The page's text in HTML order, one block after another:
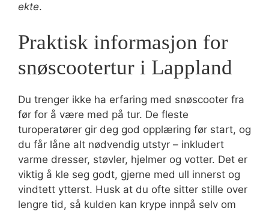
ekte.
Praktisk informasjon for
snøscootertur i Lappland
Du trenger ikke ha erfaring med snøscooter fra
før for å være med på tur. De fleste
turoperatører gir deg god opplæring før start, og
du får låne alt nødvendig utstyr – inkludert
varme dresser, støvler, hjelmer og votter. Det er
viktig å kle seg godt, gjerne med ull innerst og
vindtett ytterst. Husk at du ofte sitter stille over
lengre tid, så kulden kan krype innpå selv om